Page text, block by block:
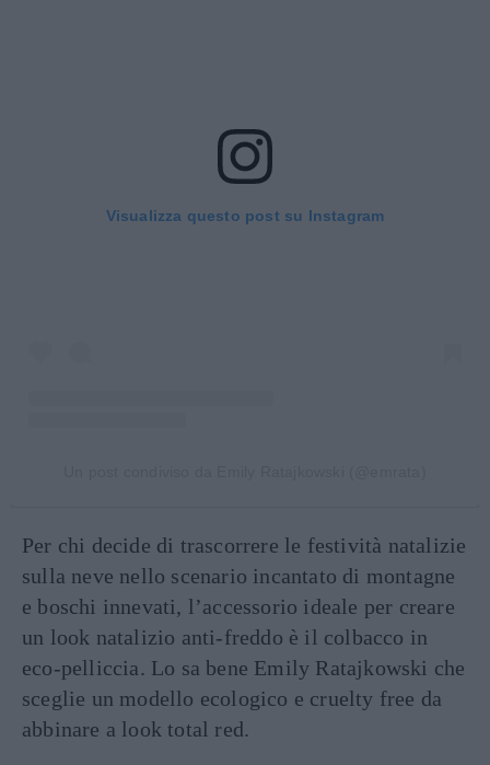
Visualizza questo post su Instagram
Per chi decide di trascorrere le festività natalizie
sulla neve nello scenario incantato di montagne
e boschi innevati, l’accessorio ideale per creare
un look natalizio anti-freddo è il colbacco in
eco-pelliccia. Lo sa bene Emily Ratajkowski che
sceglie un modello ecologico e cruelty free da
abbinare a look total red.